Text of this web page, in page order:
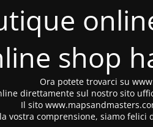
shop
Ora potete trovarci su
direttamente sul nostro sito
Il sito
vostra comprensione, siamo felici